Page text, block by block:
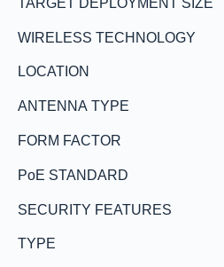
WIRELESS TECHNOLOGY
LOCATION
ANTENNA TYPE
FORM FACTOR
PoE STANDARD
SECURITY FEATURES
TYPE